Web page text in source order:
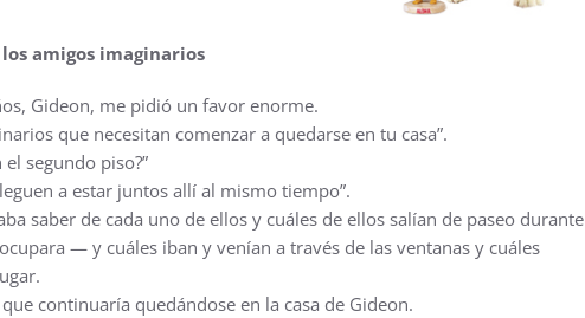
amigos imaginarios
Gideon, me pidió un favor enorme.
que necesitan comenzar a quedarse en tu casa”.
segundo piso?”
a estar juntos allí al mismo tiempo”.
saber de cada uno de ellos y cuáles de ellos salían de paseo durante
— y cuáles iban y venían a través de las ventanas y cuáles
continuaría quedándose en la casa de Gideon.